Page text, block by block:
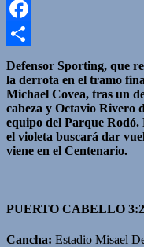
WhatsApp
Facebook
Compartir
Defensor Sporting, que
la derrota en el tramo
Michael Covea, tras un
cabeza y Octavio Rivero
equipo del Parque Rodó.
el violeta buscará dar
viene en el Centenario.
PUERTO CABELLO
Cancha: Estadio Misael